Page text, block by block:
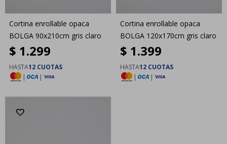
Cortina enrollable opaca
BOLGA 90x210cm gris claro
$ 1.299
HASTA12 CUOTAS
|
|
Cortina enrollable opaca
BOLGA 120x170cm gris claro
$ 1.399
HASTA12 CUOTAS
|
|